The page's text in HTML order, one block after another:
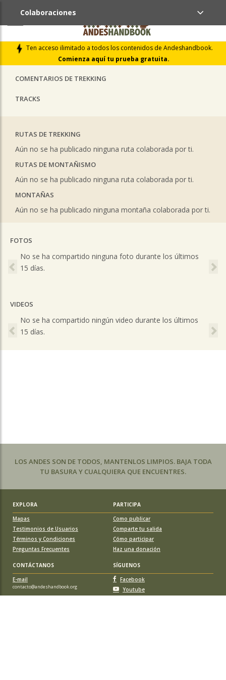
Ten acceso ilimitado a todos los contenidos de Andeshandbook.
Comienza aquí tu prueba gratuita.
Colaboraciones
ÚLTIMAS COLABORACIONES PUBLICADAS
LIBROS DE CUMBRES
COMENTARIOS DE TREKKING
TRACKS
RUTAS DE TREKKING
Aún no se ha publicado ninguna ruta colaborada por ti.
RUTAS DE MONTAÑISMO
Aún no se ha publicado ninguna ruta colaborada por ti.
MONTAÑAS
Aún no se ha publicado ninguna montaña colaborada por ti.
FOTOS
No se ha compartido ninguna foto durante los últimos
15 días.
Previous
VIDEOS
No se ha compartido ningún video durante los últimos
15 días.
Previous
LOS ANDES SON DE TODOS, MANTENLOS LIMPIOS. BAJA TODA
TU BASURA Y CUALQUIERA QUE ENCUENTRES.
EXPLORA
PARTICIPA
Mapas
Testimonios de Usuarios
Términos y Condiciones
Preguntas Frecuentes
Como publicar
Comparte tu salida
Cómo participar
Haz una donación
CONTÁCTANOS
SÍGUENOS
E-mail
contacto@andeshandbook.org
Facebook
Youtube